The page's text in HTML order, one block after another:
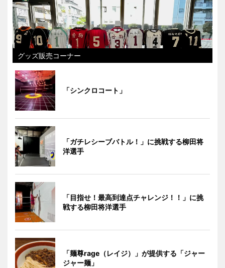
グッズ販売コーナー
「シンクロコート」
「ガチレシーブバトル！」に挑戦する柳田将
洋選手
「目指せ！最高到達点チャレンジ！！」に挑
戦する柳田将洋選手
「麺尊rage（レイジ）」が提供する「ジャー
ジャー麺」